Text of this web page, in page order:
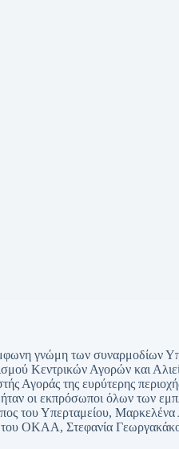
γνώμη των συναρμοδίων
Κεντρικών Αγορών και
Αγοράς της ευρύτερης
ήταν οι εκπρόσωποι όλων των
του Υπερταμείου,
ΟΚΑΑ, Στεφανία